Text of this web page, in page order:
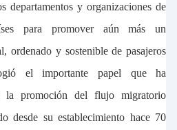
departamentos y organizaciones de
para promover aún más un
ordenado y sostenible de pasajeros
el importante papel que ha
la promoción del flujo migratorio
desde su establecimiento hace 70